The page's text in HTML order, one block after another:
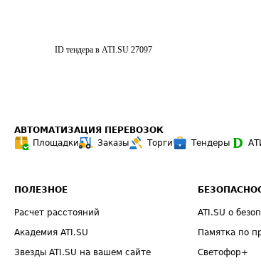
ID тендера в ATI.SU 27097
АВТОМАТИЗАЦИЯ ПЕРЕВОЗОК
Площадки
Заказы Торги Тендеры
ПОЛЕЗНОЕ
Расчет расстояний
Академия ATI.SU
Звезды ATI.SU на вашем сайте
ATI.SU о
Памятка по
Светофор+